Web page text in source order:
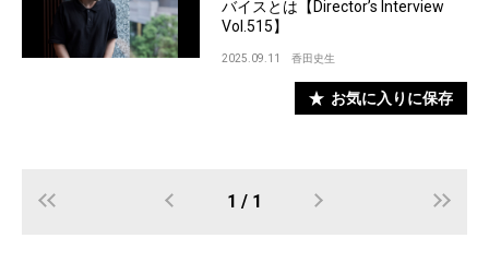
バイスとは【Director’s Interview
Vol.515】
2025.09.11 香田史生
お気に入りに保存
1 / 1